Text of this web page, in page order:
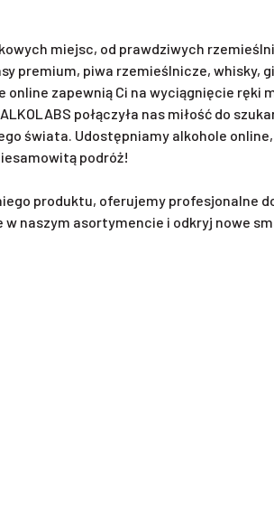
miejsc, od prawdziwych
premium, piwa rzemieślnicze, whisky,
zapewnią Ci na wyciągnięcie ręki
połączyła nas miłość do
świata. Udostępniamy alkohole online,
podróż!
produktu, oferujemy profesjonalne
naszym asortymencie i odkryj nowe